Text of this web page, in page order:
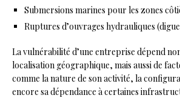
Submersions marines pour les zones
Ruptures d’ouvrages hydrauliques
La vulnérabilité d’une entreprise dépend
localisation géographique, mais aussi de
comme la nature de son activité, la
encore sa dépendance à certaines